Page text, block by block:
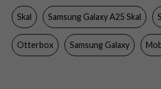
Färg
Material Hårdplast
Varumärke
Skal Samsung Galaxy A25 Skal
Otterbox Samsung Galaxy